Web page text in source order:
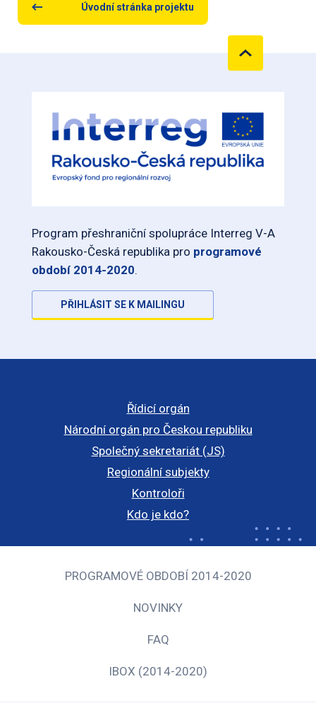
Úvodní stránka projektu
Program přeshraniční spolupráce Interreg V-A
Rakousko-Česká republika pro programové
období 2014-2020.
PŘIHLÁSIT SE K MAILINGU
Řídicí orgán
Národní orgán pro Českou republiku
Společný sekretariát (JS)
Regionální subjekty
Kontroloři
Kdo je kdo?
PROGRAMOVÉ OBDOBÍ 2014-2020
NOVINKY
FAQ
IBOX (2014-2020)